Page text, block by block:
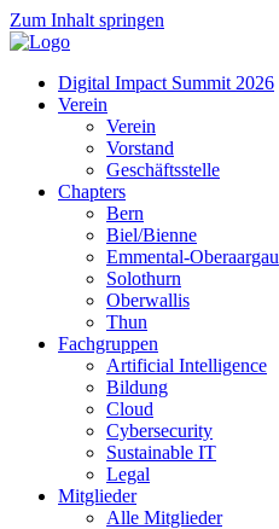
Zum Inhalt springen
Digital Impact Summit 2026
Verein
Verein
Vorstand
Geschäftsstelle
Chapters
Bern
Biel/Bienne
Emmental-Oberaargau
Solothurn
Oberwallis
Thun
Fachgruppen
Artificial Intelligence
Bildung
Cloud
Cybersecurity
Sustainable IT
Legal
Mitglieder
Alle Mitglieder